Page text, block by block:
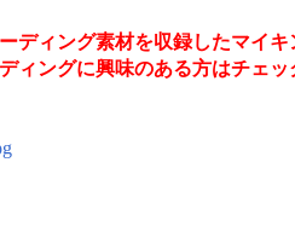
ディング素材を収録したマイ
ィングに興味のある方はチェッ